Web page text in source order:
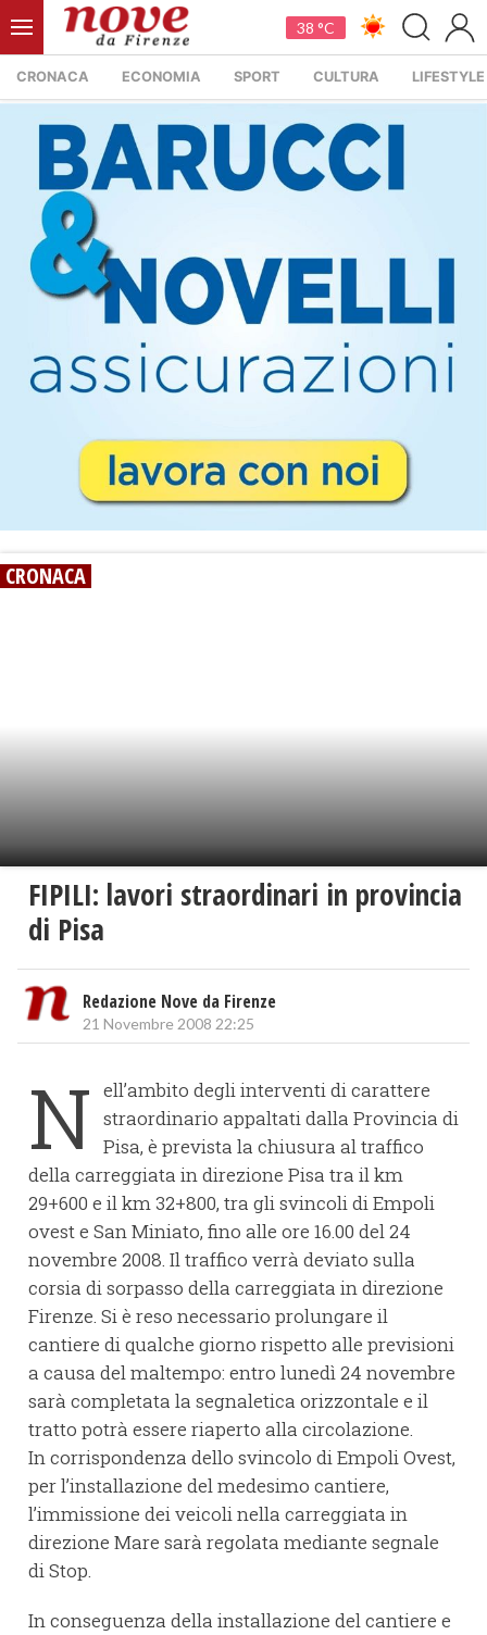
38 °C
CRONACA ECONOMIA SPORT CULTURA LIFESTYLE
CRONACA
FIPILI: lavori straordinari in provincia
di Pisa
Redazione Nove da Firenze
21 Novembre 2008 22:25
N ell’ambito degli interventi di carattere
straordinario appaltati dalla Provincia di
Pisa, è prevista la chiusura al traffico
della carreggiata in direzione Pisa tra il km
29+600 e il km 32+800, tra gli svincoli di Empoli
ovest e San Miniato, fino alle ore 16.00 del 24
novembre 2008. Il traffico verrà deviato sulla
corsia di sorpasso della carreggiata in direzione
Firenze. Si è reso necessario prolungare il
cantiere di qualche giorno rispetto alle previsioni
a causa del maltempo: entro lunedì 24 novembre
sarà completata la segnaletica orizzontale e il
tratto potrà essere riaperto alla circolazione.
In corrispondenza dello svincolo di Empoli Ovest,
per l’installazione del medesimo cantiere,
l’immissione dei veicoli nella carreggiata in
direzione Mare sarà regolata mediante segnale
di Stop.
In conseguenza della installazione del cantiere e